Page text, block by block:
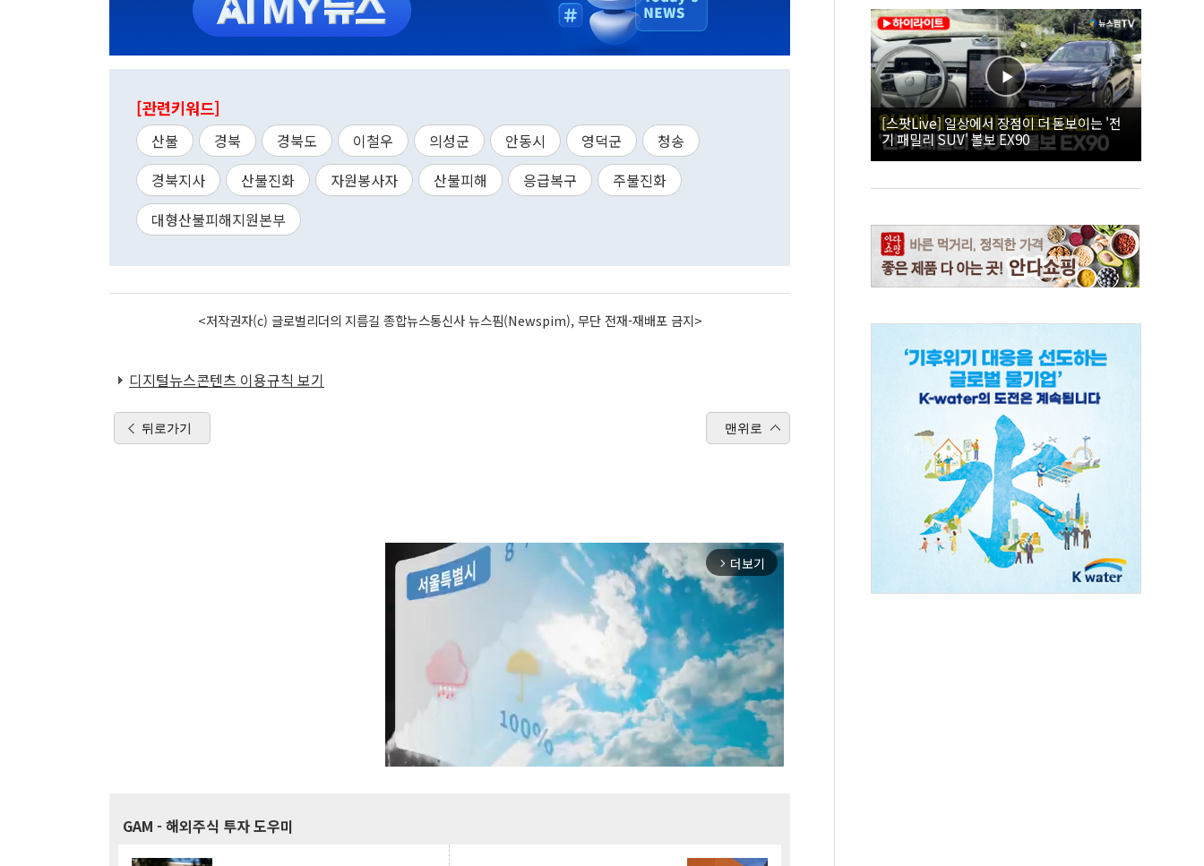
[관련키워드]
산불 경북 경북도 이철우 의성군 안동시 영덕군
청송
경북지사
산불진화 자원봉사자 산불피해 응급복구
주불진화
대형산불피해지원본부
<저작권자(c) 글로벌리더의 지름길 종합뉴스통신사 뉴스핌(Newspim), 무단 전재-재배포 금지>
디지털뉴스콘텐츠 이용규칙 보기
뒤로가기 맨위로
arrow_forward_ios 더보기
GAM - 해외주식 투자 도우미
[스팟Live] 일상에서 장점이 더 돋보이는 '전
기 패밀리 SUV' 볼보 EX90